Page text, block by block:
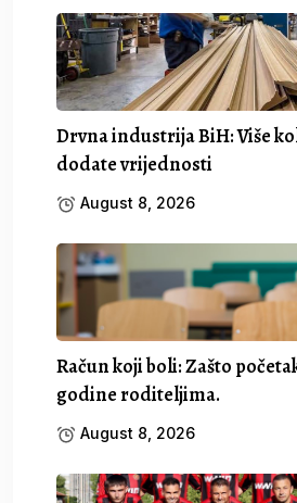
Drvna industrija BiH: Više
dodate vrijednosti
August 8, 2026
Račun koji boli: Zašto
godine roditeljima.
August 8, 2026